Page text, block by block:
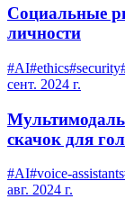
Социальные
личности
#AI#ethics#security
сент. 2024 г.
скачок для
#AI#voice-assistants
авг. 2024 г.